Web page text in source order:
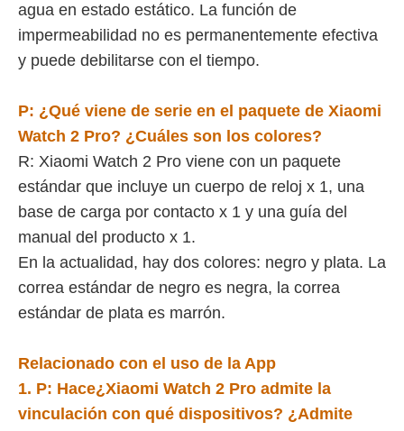
agua en estado estático. La función de
impermeabilidad no es permanentemente efectiva
y puede debilitarse con el tiempo.
P: ¿Qué viene de serie en el paquete de Xiaomi
Watch 2 Pro? ¿Cuáles son los colores?
R: Xiaomi Watch 2 Pro viene con un paquete
estándar que incluye un cuerpo de reloj x 1, una
base de carga por contacto x 1 y una guía del
manual del producto x 1.
En la actualidad, hay dos colores: negro y plata. La
correa estándar de negro es negra, la correa
estándar de plata es marrón.
Relacionado con el uso de la App
1. P: Hace¿Xiaomi Watch 2 Pro admite la
vinculación con qué dispositivos? ¿Admite